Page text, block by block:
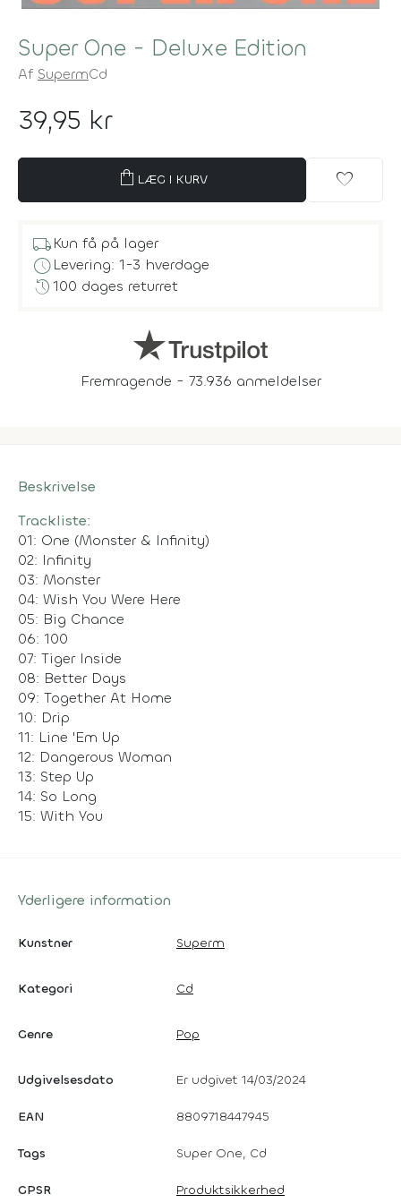
Super One - Deluxe Edition
Af SupermCd
39,95 kr
shopping_bag LÆG I KURV favorite
local_shippingKun få på lager
scheduleLevering: 1-3 hverdage
history100 dages returret
Fremragende - 73.936 anmeldelser
Beskrivelse
Trackliste:
01: One (Monster & Infinity)
02: Infinity
03: Monster
04: Wish You Were Here
05: Big Chance
06: 100
07: Tiger Inside
08: Better Days
09: Together At Home
10: Drip
11: Line 'Em Up
12: Dangerous Woman
13: Step Up
14: So Long
15: With You
Yderligere information
Kunstner Superm
Kategori Cd
Genre Pop
Udgivelsesdato Er udgivet 14/03/2024
EAN 8809718447945
Tags Super One, Cd
GPSR Produktsikkerhed